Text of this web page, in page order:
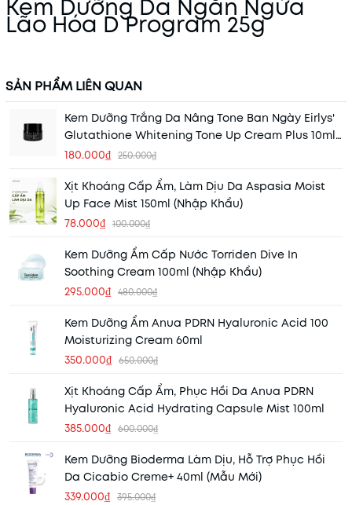
Kem Dưỡng Da Ngăn Ngừa
Lão Hóa D Program 25g
SẢN PHẨM LIÊN QUAN
Kem Dưỡng Trắng Da Nâng Tone Ban Ngày Eirlys'
Glutathione Whitening Tone Up Cream Plus 10ml
(Hộp Đen) (Nhập Khẩu)
180.000₫ 250.000₫
Xịt Khoáng Cấp Ẩm, Làm Dịu Da Aspasia Moist
Up Face Mist 150ml (Nhập Khẩu)
78.000₫ 100.000₫
Kem Dưỡng Ẩm Cấp Nước Torriden Dive In
Soothing Cream 100ml (Nhập Khẩu)
295.000₫ 480.000₫
Kem Dưỡng Ẩm Anua PDRN Hyaluronic Acid 100
Moisturizing Cream 60ml
350.000₫ 650.000₫
Xịt Khoáng Cấp Ẩm, Phục Hồi Da Anua PDRN
Hyaluronic Acid Hydrating Capsule Mist 100ml
385.000₫ 600.000₫
Kem Dưỡng Bioderma Làm Dịu, Hỗ Trợ Phục Hồi
Da Cicabio Creme+ 40ml (Mẫu Mới)
339.000₫ 395.000₫